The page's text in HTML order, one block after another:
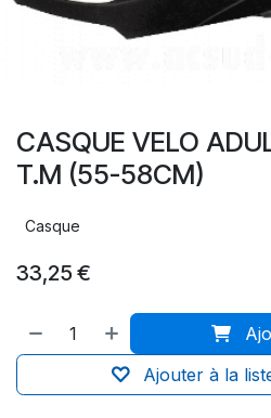
CASQUE VELO
T.M (55-58CM)
Casque
33,25 €
Ajouter à la